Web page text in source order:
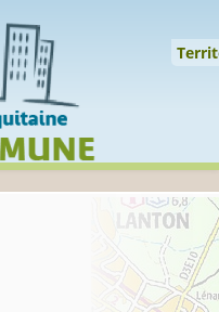
Gérer préserver